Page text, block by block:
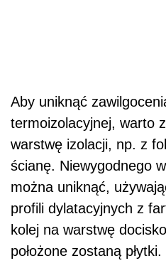
Aby uniknąć
termoizolacyjnej, warto
warstwę izolacji, np. z
ścianę. Niewygodnego
można uniknąć,
profili dylatacyjnych z
kolej na warstwę
położone zostaną płytki.